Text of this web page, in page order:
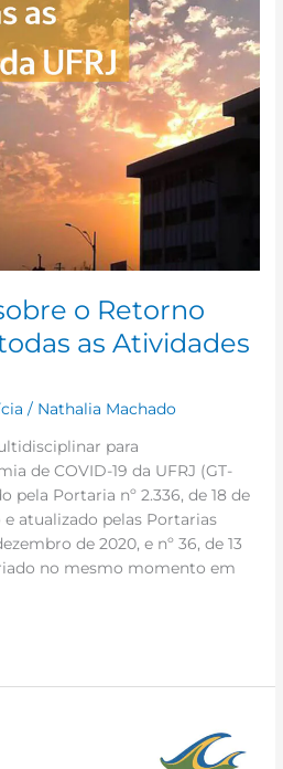
o Retorno
as Atividades
/ Nathalia Machado
para
de COVID-19 da UFRJ (GT-
pela Portaria nº 2.336, de 18 de
atualizado pelas Portarias
de 2020, e nº 36, de 13
no mesmo momento em